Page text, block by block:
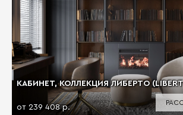
КАБИНЕТ, КОЛЛЕКЦИЯ ЛИБЕРТО
от 239 408 р.